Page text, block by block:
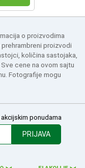
o proizvodima
proizvodi
količina sastojaka,
cene na ovom sajtu
Fotografije mogu
ponudama
PRIJAVA